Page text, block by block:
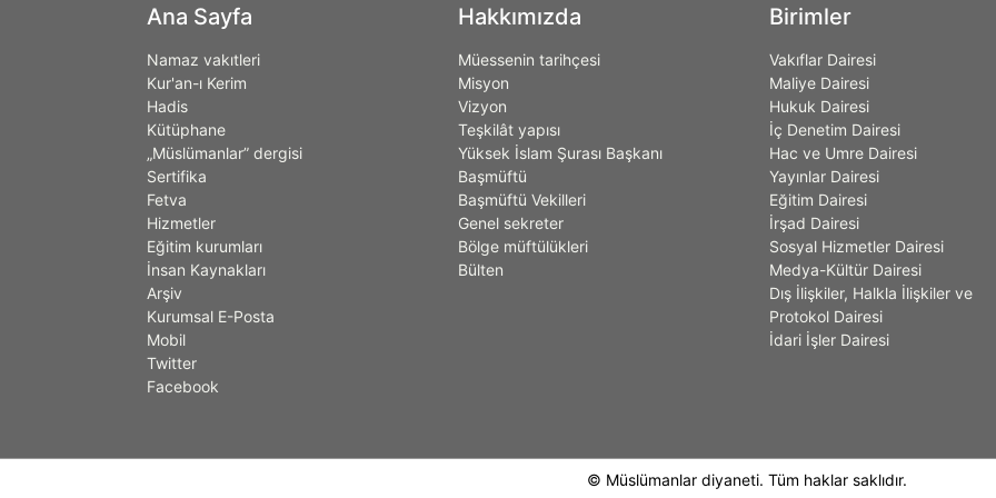
Ana Sayfa
Namaz vakıtleri
Kur'an-ı Kerim
Hadis
Kütüphane
„Müslümanlar” dergisi
Sertifika
Fetva
Hizmetler
Eğitim kurumları
İnsan Kaynakları
Arşiv
Kurumsal E-Posta
Mobil
Twitter
Facebook
Hakkımızda
Müessenin tarihçesi
Misyon
Vizyon
Teşkilât yapısı
Yüksek İslam Şurası Başkanı
Başmüftü
Başmüftü Vekilleri
Genel sekreter
Bölge müftülükleri
Bülten
Birimler
Vakıflar Dairesi
Maliye Dairesi
Hukuk Dairesi
İç Denetim Dairesi
Hac ve Umre Dairesi
Yayınlar Dairesi
Eğitim Dairesi
İrşad Dairesi
Sosyal Hizmetler Dairesi
Medya-Kültür Dairesi
Dış İlişkiler, Halkla İlişkiler ve
Protokol Dairesi
İdari İşler Dairesi
© Müslümanlar diyaneti. Tüm haklar saklıdır.